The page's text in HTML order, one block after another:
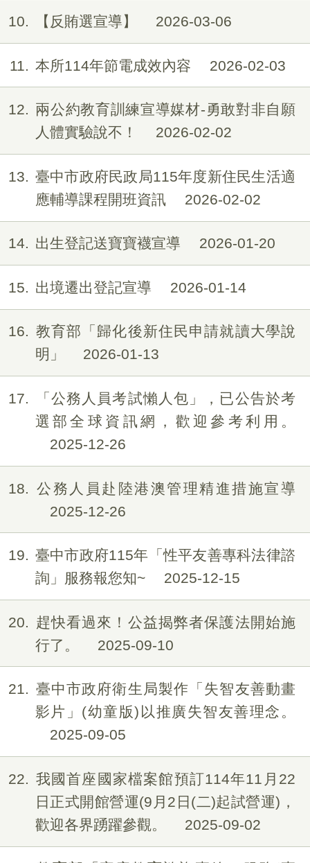
10 【反賄選宣導】 2026-03-06
11 本所114年節電成效內容 2026-02-03
12
兩公約教育訓練宣導媒材-勇敢對非自願
人體實驗說不！
2026-02-02
13
臺中市政府民政局115年度新住民生活適
應輔導課程開班資訊
2026-02-02
14 出生登記送寶寶襪宣導 2026-01-20
15 出境遷出登記宣導 2026-01-14
16
教育部「歸化後新住民申請就讀大學說
明」
2026-01-13
17
「公務人員考試懶人包」，已公告於考
選部全球資訊網，歡迎參考利用。
2025-12-26
18
公務人員赴陸港澳管理精進措施宣導
2025-12-26
19
臺中市政府115年「性平友善專科法律諮
詢」服務報您知~
2025-12-15
20
趕快看過來！公益揭弊者保護法開始施
行了。
2025-09-10
21
臺中市政府衛生局製作「失智友善動畫
影片」(幼童版)以推廣失智友善理念。
2025-09-05
22
我國首座國家檔案館預訂114年11月22
日正式開館營運(9月2日(二)起試營運)，
歡迎各界踴躍參觀。
2025-09-02